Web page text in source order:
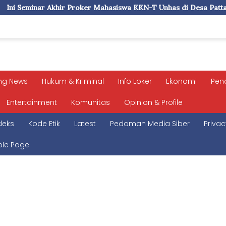
Mahasiswa KKN-T Unhas di Desa Pattalassang
News Hukum & Kriminal Info Loker Ekonomi
Entertainment Komunitas Opinion & Profile
Kode Etik Latest Pedoman Media Siber
Page